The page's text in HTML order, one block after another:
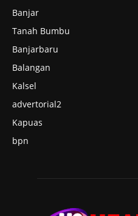
Banjar
Tanah Bumbu
Banjarbaru
Balangan
Kalsel
advertorial2
Kapuas
bpn